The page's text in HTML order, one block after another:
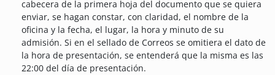
cabecera de la primera hoja del documento que se quiera
enviar, se hagan constar, con claridad, el nombre de la
oficina y la fecha, el lugar, la hora y minuto de su
admisión. Si en el sellado de Correos se omitiera el dato de
la hora de presentación, se entenderá que la misma es las
22:00 del día de presentación.